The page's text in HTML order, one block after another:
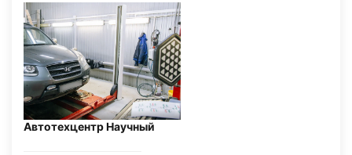
Автотехцентр Научный